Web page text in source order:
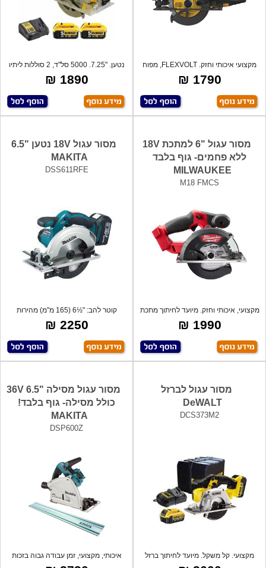
מקצועי איכותי וחזק. FLEXVOLT, מפוח
משולב
1790 ₪
נטען. "7.25. 5000 סל"ד, 2 סוללות ליתיו
1890 ₪
מסור עגול "6 למתכת 18V
ללא פחמים- גוף בלבד
MILWAUKEE
M18 FMCS
מקצועי, איכותי וחזק. מיועד לחיתוך מתכת
ק
1990 ₪
מסור עגול 18V נטען "6.5
MAKITA
DSS611RFE
קוטר להב: "½6 (165 מ"מ) מהירות
סיבוב:2
2250 ₪
מסור עגול לברזל
DeWALT
DCS373M2
מקצועי. קל משקל. מיועד לחיתוך ברזל
מסור עגול מסילה "6.5 36V
כולל מסילה- גוף בלבד!
MAKITA
DSP600Z
איכותי, מקצועי, זמן עבודה גבוה בזכות